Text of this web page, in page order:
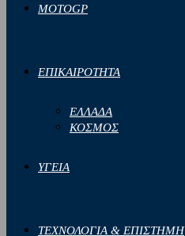
MOTOGP
ΕΠΙΚΑΙΡΟΤΗΤΑ
ΕΛΛΑΔΑ
ΚΟΣΜΟΣ
ΥΓΕΙΑ
ΤΕΧΝΟΛΟΓΙΑ & ΕΠΙΣΤΗΜΗ